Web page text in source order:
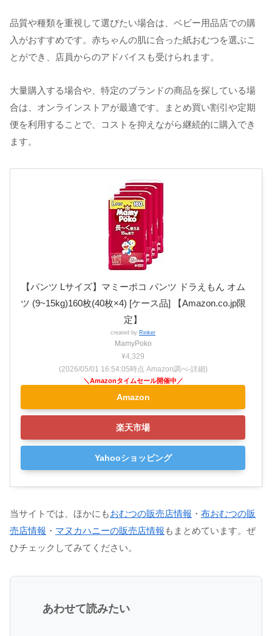
品質や種類を重視して選びたい場合は、ベビー用品店での購
入がおすすめです。赤ちゃんの肌に合った紙おむつを選ぶこ
とができ、店員からのアドバイスも受けられます。
大量購入する場合や、特定のブランドの商品を探している場
合は、オンラインストアが最適です。まとめ買い割引や定期
便を利用することで、コストを抑えながら継続的に購入でき
ます。
【パンツ Lサイズ】マミーポコ パンツ ドラえもん オム
ツ (9~15kg)160枚(40枚×4) [ケース品] 【Amazon.co.jp限
定】
created by Rinker
MamyPoko
¥4,329
(2026/05/01 16:54:05時点 Amazon調べ-詳細)
Amazon
楽天市場
Yahooショッピング
当サイトでは、ほかにもおむつの販売店情報 ・ 布おむつの販
売店情報 ・ マヌカハニーの販売店情報 もまとめています。ぜ
ひチェックしてみてください。
あわせて読みたい